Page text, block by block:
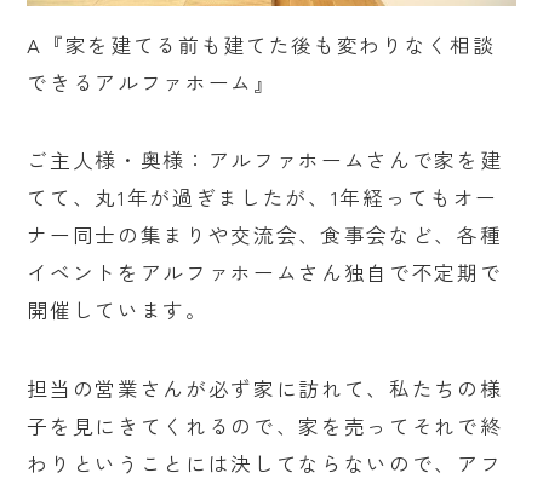
A『家を建てる前も建てた後も変わりなく相談
できるアルファホーム』
ご主人様・奥様：アルファホームさんで家を建
てて、丸1年が過ぎましたが、1年経ってもオー
ナー同士の集まりや交流会、食事会など、各種
イベントをアルファホームさん独自で不定期で
開催しています。
担当の営業さんが必ず家に訪れて、私たちの様
子を見にきてくれるので、家を売ってそれで終
わりということには決してならないので、アフ